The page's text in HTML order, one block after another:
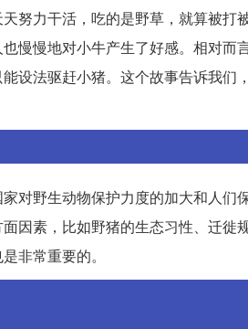
努力干活，吃的是野草，就算被打
慢慢地对小牛产生了好感。相对而
设法驱赶小猪。这个故事告诉我们
对野生动物保护力度的加大和人们
因素，比如野猪的生态习性、迁徙
非常重要的。